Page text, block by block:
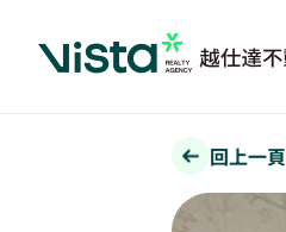
回上一頁